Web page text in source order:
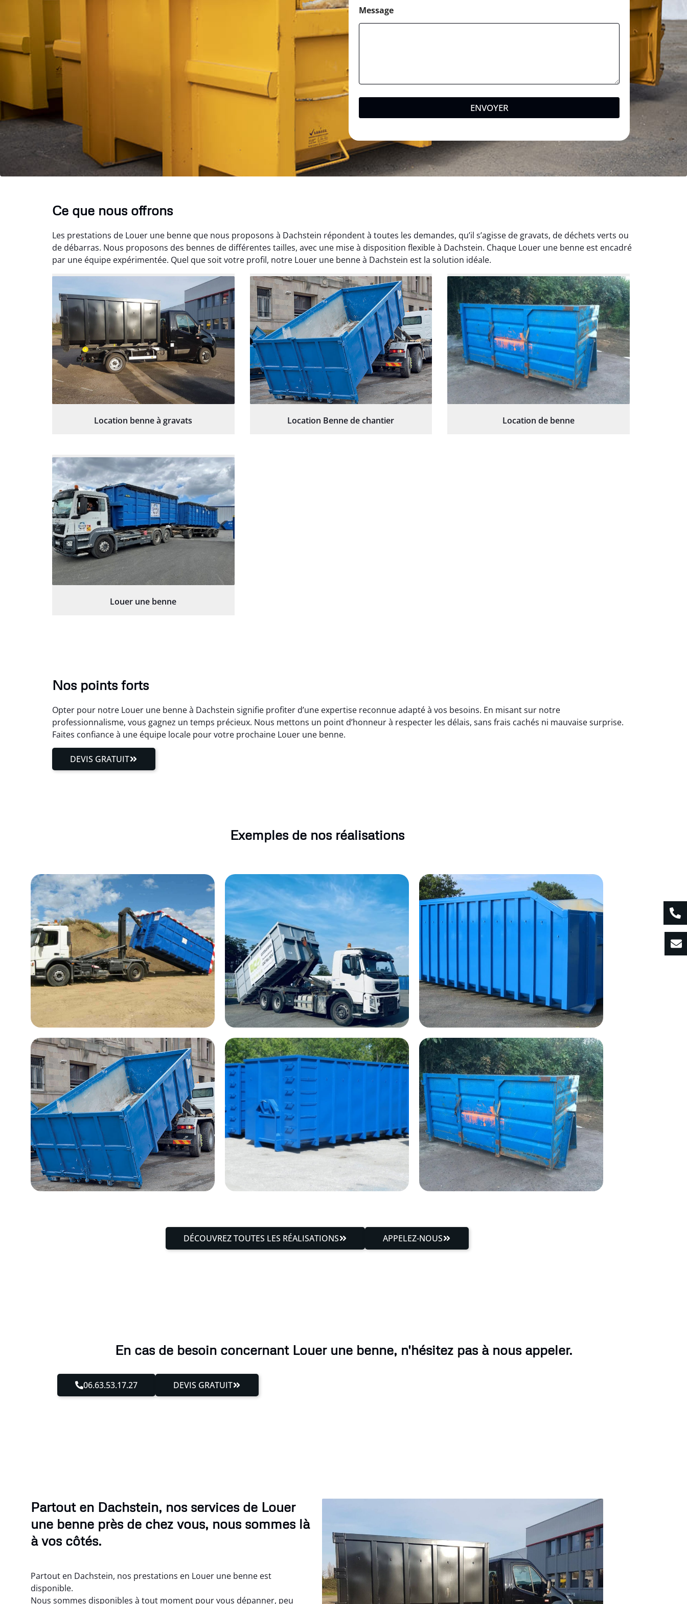
Message
ENVOYER
Ce que nous offrons
Les prestations de Louer une benne que nous proposons à Dachstein répondent à toutes les demandes, qu’il s’agisse de gravats, de déchets verts ou
de débarras. Nous proposons des bennes de différentes tailles, avec une mise à disposition flexible à Dachstein. Chaque Louer une benne est encadré
par une équipe expérimentée. Quel que soit votre profil, notre Louer une benne à Dachstein est la solution idéale.
Location benne à gravats Location Benne de chantier Location de benne
Louer une benne
Nos points forts
Opter pour notre Louer une benne à Dachstein signifie profiter d’une expertise reconnue adapté à vos besoins. En misant sur notre
professionnalisme, vous gagnez un temps précieux. Nous mettons un point d’honneur à respecter les délais, sans frais cachés ni mauvaise surprise.
Faites confiance à une équipe locale pour votre prochaine Louer une benne.
DEVIS GRATUIT
Exemples de nos réalisations
DÉCOUVREZ TOUTES LES RÉALISATIONS APPELEZ-NOUS
En cas de besoin concernant Louer une benne, n'hésitez pas à nous appeler.
06.63.53.17.27 DEVIS GRATUIT
Partout en Dachstein, nos services de Louer
une benne près de chez vous, nous sommes là
à vos côtés.
Partout en Dachstein, nos prestations en Louer une benne est
disponible.
Nous sommes disponibles à tout moment pour vous dépanner, peu